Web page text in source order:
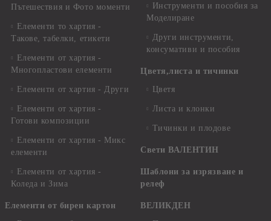
Пътешествия и Фото моменти
Елементи то хартия -
Такове, табелки, етикети
Елементи от хартия -
Многопластови елементи
Елементи от хартия - Други
Елементи от хартия -
Готови композиции
Елементи от хартия - Микс
елементи
Елементи от хартия -
Коледа и Зима
Елементи от бирен картон
Инструменти и пособия за
Моделиране
Други инструменти,
консумативи и пособия
Цветя,листа и тичинки
Цветя
Листа и клонки
Тичинки и плодове
Свети ВАЛЕНТИН
Шаблони за изрязване и
релеф
ВЕЛИКДЕН